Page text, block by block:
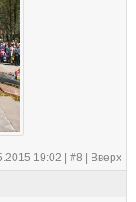
19:02 | #8 Вверх